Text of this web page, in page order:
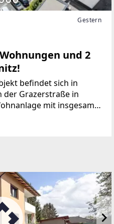
Gestern
und 2
befindet sich in
der Grazerstraße in
mit insgesamt
einen eigenen
drei